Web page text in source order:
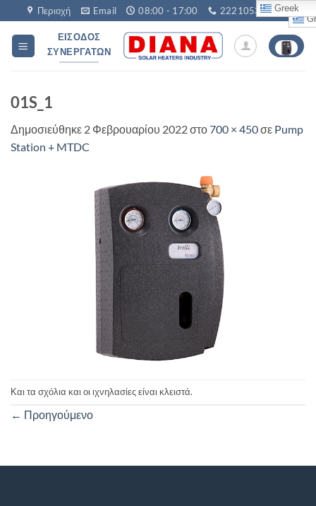
Μετάβαση
στο
περιεχόμενο
Περιοχή Email 08:00 - 17:00 2221053760
ΕΊΣΟΔΟΣ
ΣΥΝΕΡΓΑΤΏΝ
01S_1
Δημοσιεύθηκε 2 Φεβρουαρίου 2022στο700 × 450σε Pump
Station + MTDC
Και τα σχόλια και οι ιχνηλασίες είναι κλειστά.
← Προηγούμενο
Greek